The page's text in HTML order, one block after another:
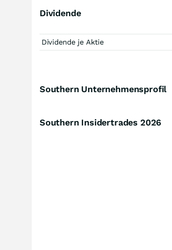
Dividende
Dividende je Aktie
Southern Unternehmensprofil
Southern Insidertrades 2026